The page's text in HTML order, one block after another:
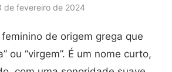
de fevereiro de 2024
de origem grega que
ou “virgem”. É um nome curto,